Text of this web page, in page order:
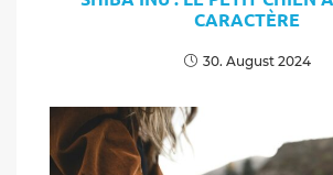
CARACTÈRE
30. August 2024